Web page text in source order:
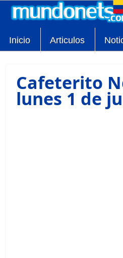
Inicio Articulos
Cafeterito
lunes 1 de